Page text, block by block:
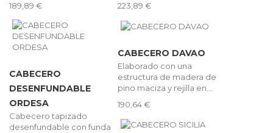
189,89 €
223,89 €
CABECERO
DESENFUNDABLE
ORDESA
Cabecero tapizado
desenfundable con funda
CABECERO DAVAO
Elaborado con una
estructura de madera de
pino maciza y rejilla en...
190,64 €